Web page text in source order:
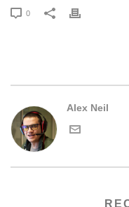
0
Alex Neil